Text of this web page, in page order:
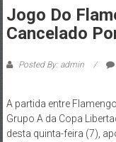
Jogo Do
Cancelado
Posted By: admin
A partida entre
Grupo A da Copa
desta quinta-feira (7),